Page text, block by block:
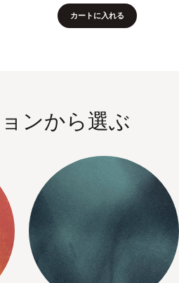
カートに入れる
ンから選ぶ